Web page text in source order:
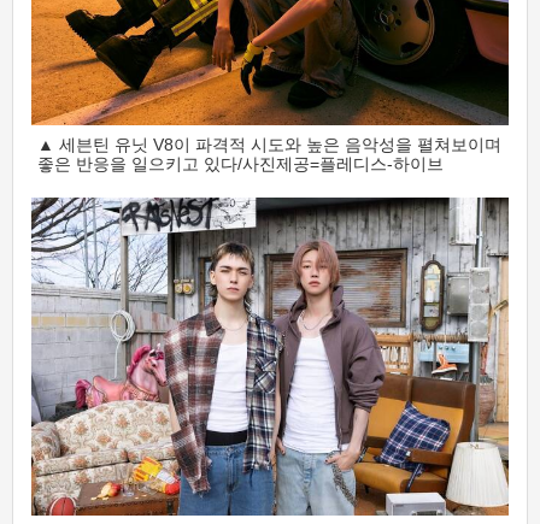
▲ 세븐틴 유닛 V8이 파격적 시도와 높은 음악성을 펼쳐보이며
좋은 반응을 일으키고 있다/사진제공=플레디스-하이브